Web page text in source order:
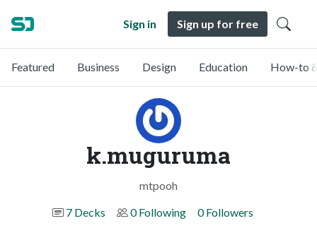
Sign in Sign up for free
Featured Business Design Education How-to
k.muguruma
mtpooh
7 Decks
0 Following 0 Followers